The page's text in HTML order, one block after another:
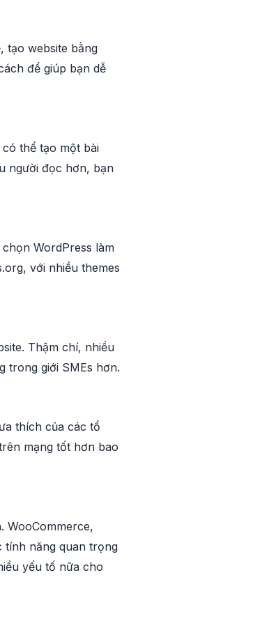
tạo website bằng
để giúp bạn dễ
thể tạo một bài
người đọc hơn, bạn
WordPress làm
với nhiều themes
Thậm chí, nhiều
trong giới SMEs hơn.
thích của các tổ
mạng tốt hơn bao
WooCommerce,
tính năng quan trọng
yếu tố nữa cho